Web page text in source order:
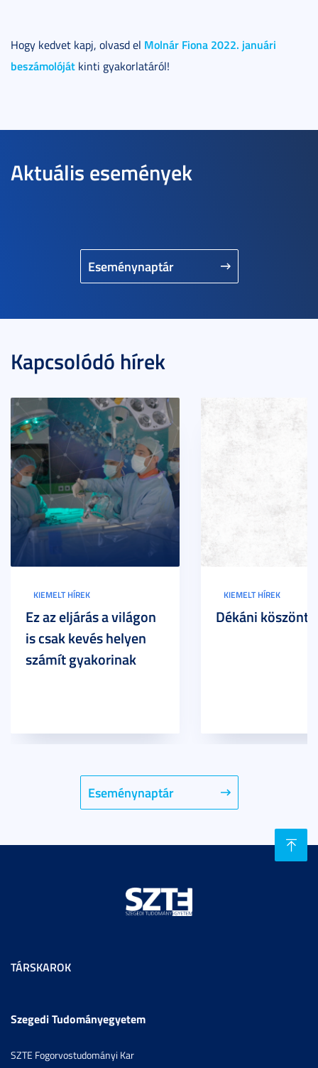
Hogy kedvet kapj, olvasd el Molnár Fiona 2022. januári
beszámolóját kinti gyakorlatáról!
Aktuális események
Eseménynaptár
Kapcsolódó hírek
Eseménynaptár
KIEMELT HÍREK
Ez az eljárás a világon
is csak kevés helyen
számít gyakorinak
KIEMELT HÍREK
Dékáni köszöntő
TÁRSKAROK
Szegedi Tudományegyetem
SZTE Fogorvostudományi Kar